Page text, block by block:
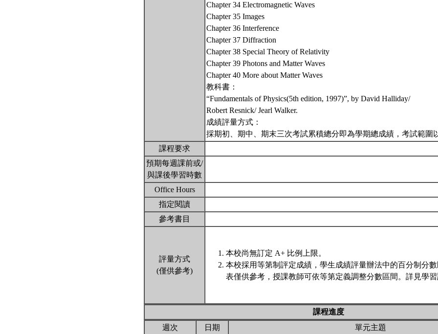
Chapter 34 Electromagnetic Waves
Chapter 35 Images
Chapter 36 Interference
Chapter 37 Diffraction
Chapter 38 Special Theory of Relativity
Chapter 39 Photons and Matter Waves
Chapter 40 More about Matter Waves
教科書：
“Fundamentals of Physics(5th edition, 1997)”, by David Halliday/
Robert Resnick/ Jearl Walker.
成績評量方式：
採期初、期中、期末三次考試累積總分即為學期總成績，考試範圍
課程要求
預期每週課前或/
與課後學習時數
Office Hours
指定閱讀
參考書目
評量方式
(僅供參考)
本校尚無訂定 A+ 比例上限。
本校採用等第制評定成績，學生成績評量辦法中的百分制分
表僅供參考，授課教師可依等第定義調整分數區間。詳見學
課程進度
週次
日期 單元主題